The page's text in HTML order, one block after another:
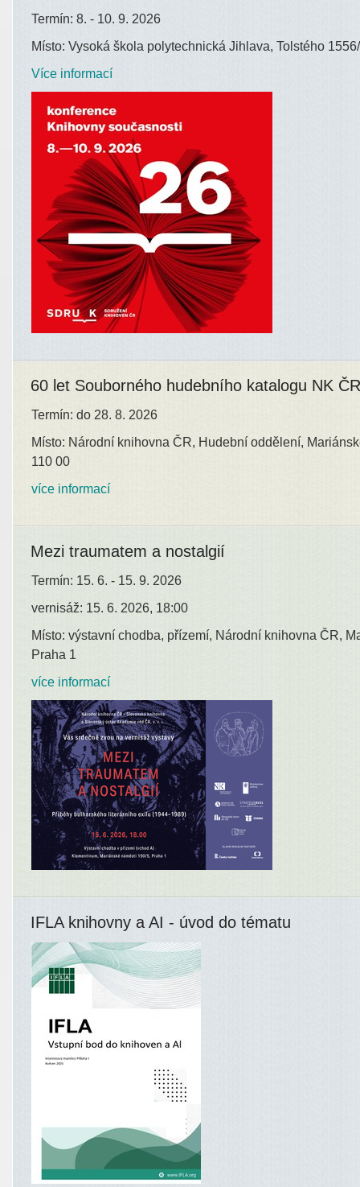
Termín: 8. - 10. 9. 2026
Místo: Vysoká škola polytechnická Jihlava, Tolstého
Více informací
60 let Souborného hudebního katalogu NK ČR
Termín: do 28. 8. 2026
Místo: Národní knihovna ČR, Hudební oddělení,
110 00
více informací
Mezi traumatem a nostalgií
Termín: 15. 6. - 15. 9. 2026
vernisáž: 15. 6. 2026, 18:00
Místo: výstavní chodba, přízemí, Národní knihovna ČR,
Praha 1
více informací
IFLA knihovny a AI - úvod do tématu